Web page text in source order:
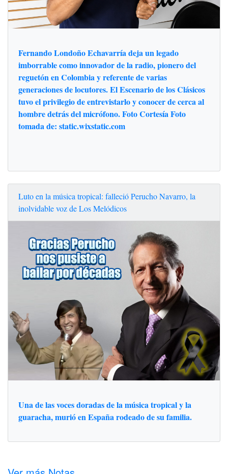
Fernando Londoño Echavarría deja un legado
imborrable como innovador de la radio, pionero del
reguetón en Colombia y referente de varias
generaciones de locutores. El Escenario de los Clásicos
tuvo el privilegio de entrevistarlo y conocer de cerca al
hombre detrás del micrófono. Foto Cortesía Foto
tomada de: static.wixstatic.com
Luto en la música tropical: falleció Perucho Navarro, la
inolvidable voz de Los Melódicos
Una de las voces doradas de la música tropical y la
guaracha, murió en España rodeado de su familia.